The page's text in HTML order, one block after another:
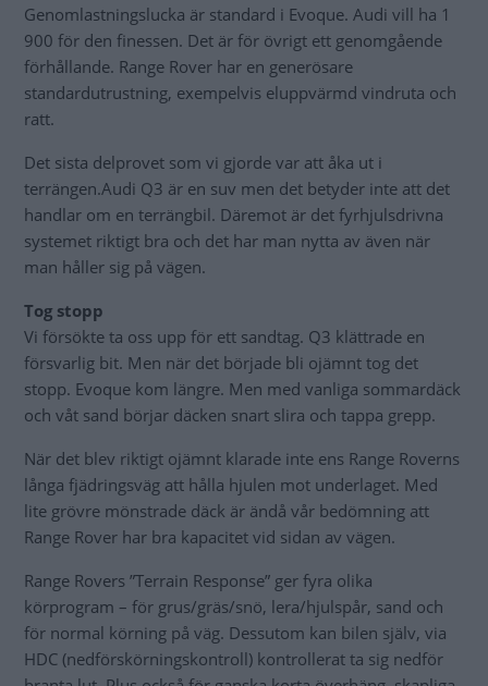
Genomlastningslucka är standard i Evoque. Audi vill ha 1
900 för den finessen. Det är för övrigt ett genomgående
förhållande. Range Rover har en generösare
standardutrustning, exempelvis eluppvärmd vindruta och
ratt.
Det sista delprovet som vi gjorde var att åka ut i
terrängen.Audi Q3 är en suv men det betyder inte att det
handlar om en terrängbil. Däremot är det fyrhjulsdrivna
systemet riktigt bra och det har man nytta av även när
man håller sig på vägen.
Tog stopp
Vi försökte ta oss upp för ett sandtag. Q3 klättrade en
försvarlig bit. Men när det började bli ojämnt tog det
stopp. Evoque kom längre. Men med vanliga sommardäck
och våt sand börjar däcken snart slira och tappa grepp.
När det blev riktigt ojämnt klarade inte ens Range Roverns
långa fjädringsväg att hålla hjulen mot underlaget. Med
lite grövre mönstrade däck är ändå vår bedömning att
Range Rover har bra kapacitet vid sidan av vägen.
Range Rovers ”Terrain Response” ger fyra olika
körprogram – för grus/gräs/snö, lera/hjulspår, sand och
för normal körning på väg. Dessutom kan bilen själv, via
HDC (nedförskörningskontroll) kontrollerat ta sig nedför